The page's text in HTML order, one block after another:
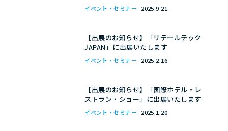
イベント・セミナー 2025.9.21
【出展のお知らせ】「リテールテック
JAPAN」に出展いたします
イベント・セミナー 2025.2.16
【出展のお知らせ】「国際ホテル・レ
ストラン・ショー」に出展いたします
イベント・セミナー 2025.1.20